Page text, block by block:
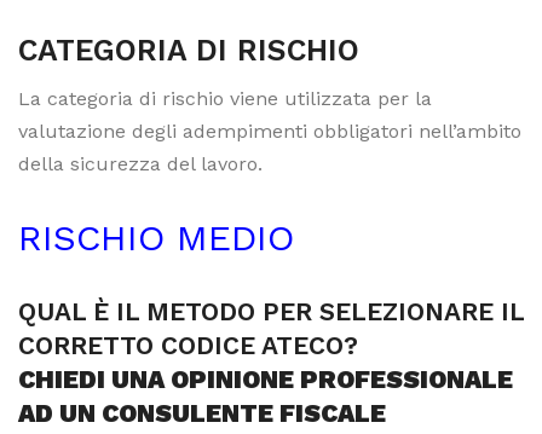
CATEGORIA DI RISCHIO
La categoria di rischio viene utilizzata per la
valutazione degli adempimenti obbligatori nell’ambito
della sicurezza del lavoro.
RISCHIO MEDIO
QUAL È IL METODO PER SELEZIONARE IL
CORRETTO CODICE ATECO?
CHIEDI UNA OPINIONE PROFESSIONALE
AD UN CONSULENTE FISCALE